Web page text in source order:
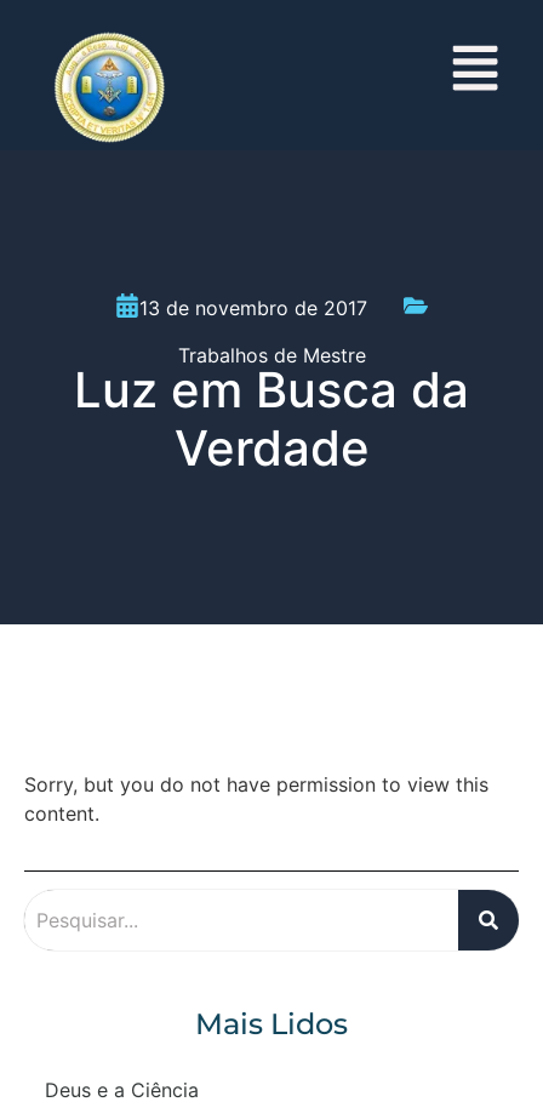
13 de novembro de 2017
Trabalhos de Mestre
Luz em Busca da
Verdade
Sorry, but you do not have permission to view this
content.
Mais Lidos
Deus e a Ciência